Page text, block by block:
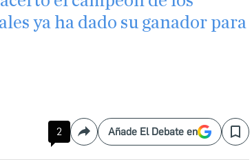
ya ha dado su ganador para
2 CompartirAñade El Debate en Save